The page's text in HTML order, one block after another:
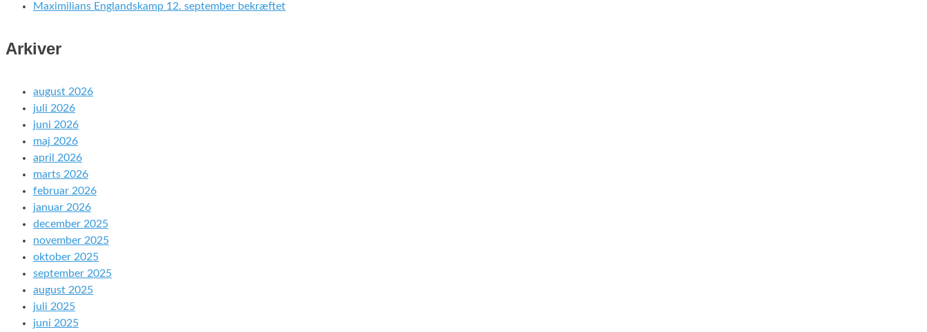
Maximilians Englandskamp 12. september bekræftet
Arkiver
august 2026
juli 2026
juni 2026
maj 2026
april 2026
marts 2026
februar 2026
januar 2026
december 2025
november 2025
oktober 2025
september 2025
august 2025
juli 2025
juni 2025